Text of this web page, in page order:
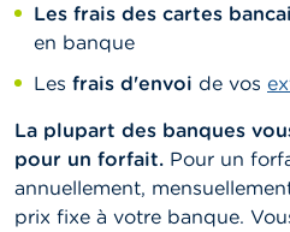
Les frais des cartes
en banque
Les frais d'envoi de vos
La plupart des banques
pour un forfait. Pour un
annuellement,
prix fixe à votre banque.